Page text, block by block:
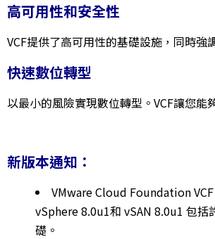
高可用性和安全性
VCF提供了高可用性的基礎設施，同時
快速數位轉型
以最小的風險實現數位轉型。VCF讓您
新版本通知：
VMware Cloud Foundation
vSphere 8.0u1和 vSAN 8.0u1 包
礎。